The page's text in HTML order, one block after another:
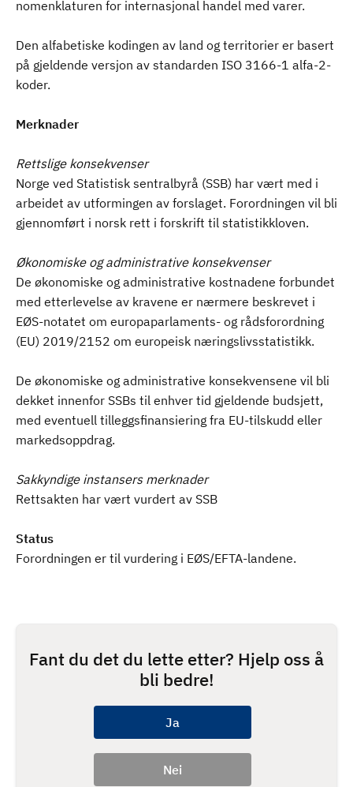
nomenklaturen for internasjonal handel med varer.
Den alfabetiske kodingen av land og territorier er basert
på gjeldende versjon av standarden ISO 3166-1 alfa-2-
koder.
Merknader
Rettslige konsekvenser
Norge ved Statistisk sentralbyrå (SSB) har vært med i
arbeidet av utformingen av forslaget. Forordningen vil bli
gjennomført i norsk rett i forskrift til statistikkloven.
Økonomiske og administrative konsekvenser
De økonomiske og administrative kostnadene forbundet
med etterlevelse av kravene er nærmere beskrevet i
EØS-notatet om europaparlaments- og rådsforordning
(EU) 2019/2152 om europeisk næringslivsstatistikk.
De økonomiske og administrative konsekvensene vil bli
dekket innenfor SSBs til enhver tid gjeldende budsjett,
med eventuell tilleggsfinansiering fra EU-tilskudd eller
markedsoppdrag.
Sakkyndige instansers merknader
Rettsakten har vært vurdert av SSB
Status
Forordningen er til vurdering i EØS/EFTA-landene.
Fant du det du lette etter? Hjelp oss å
bli bedre!